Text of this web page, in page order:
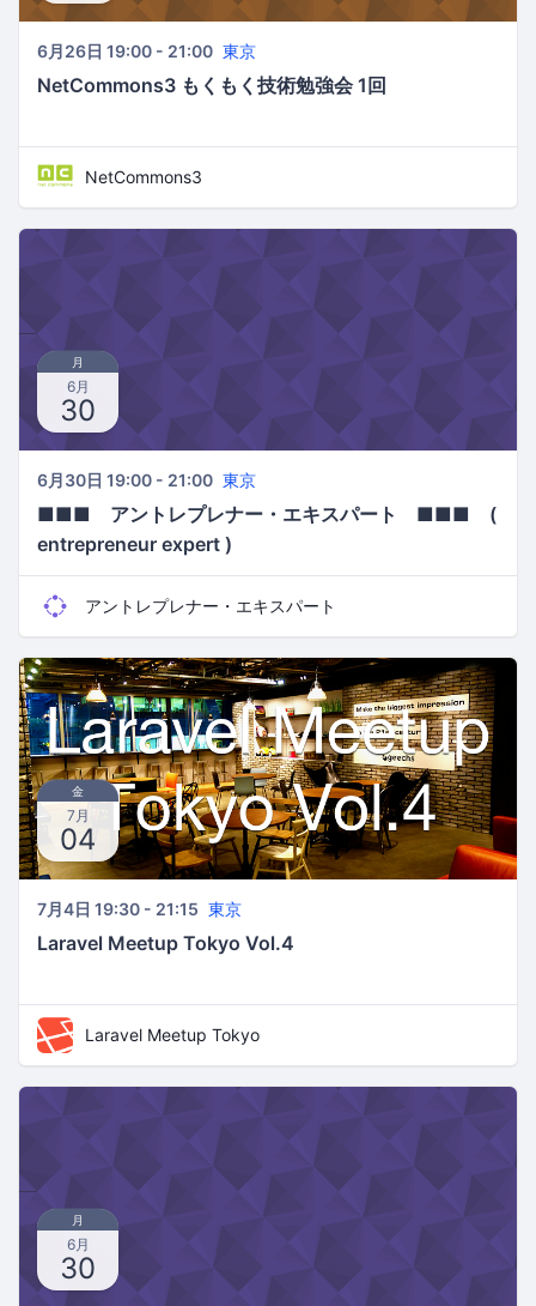
6月26日 19:00 - 21:00 東京
NetCommons3 もくもく技術勉強会 1回
NetCommons3
月
6月
30
6月30日 19:00 - 21:00 東京
■■■ アントレプレナー・エキスパート ■■■ (
entrepreneur expert )
アントレプレナー・エキスパート
金
7月
04
7月4日 19:30 - 21:15 東京
Laravel Meetup Tokyo Vol.4
Laravel Meetup Tokyo
月
6月
30